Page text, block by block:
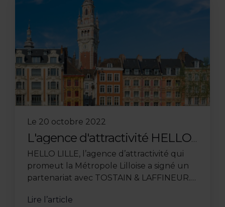
Le 20 octobre 2022
L'agence d'attractivité HELLO
LILLE devient partenaire de
TOSTAIN & LAFFINEUR
HELLO LILLE, l’agence d’attractivité qui
promeut la Métropole Lilloise a signé un
partenariat avec TOSTAIN & LAFFINEUR.
LILLE développe ...
Lire l’article